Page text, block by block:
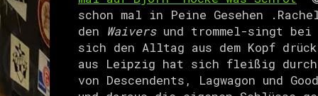
schon mal in Peine Gesehen .
den Waiversund trommel-singt bei
sich den Alltag aus dem Kopf
aus Leipzig hat sich fleißig durch
von Descendents, Lagwagon und